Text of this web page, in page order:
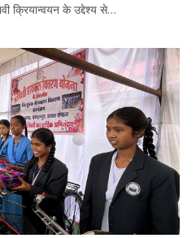
क्रियान्वयन के उद्देश्य से…